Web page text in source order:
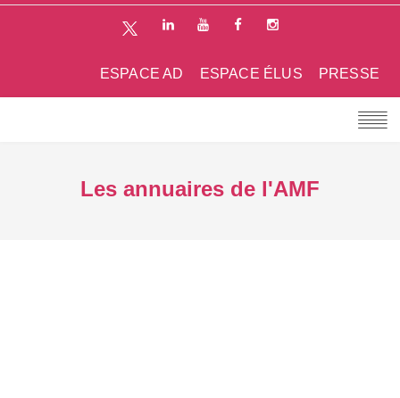
PRESSE
ESPACE ÉLUS
ESPACE AD
Les annuaires de l'AMF